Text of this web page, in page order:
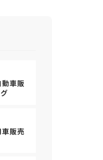
車販
販売